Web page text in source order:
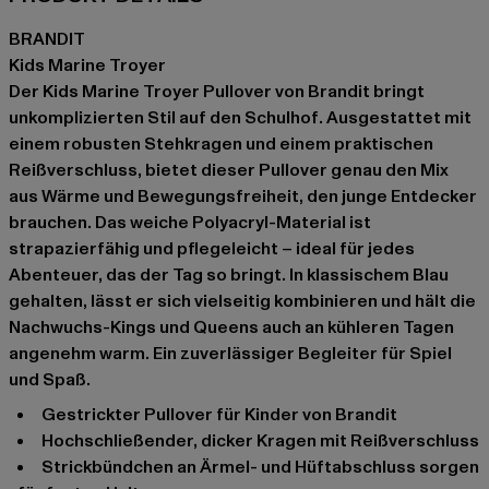
BRANDIT
Kids Marine Troyer
Der Kids Marine Troyer Pullover von Brandit bringt
unkomplizierten Stil auf den Schulhof. Ausgestattet mit
einem robusten Stehkragen und einem praktischen
Reißverschluss, bietet dieser Pullover genau den Mix
aus Wärme und Bewegungsfreiheit, den junge Entdecker
brauchen. Das weiche Polyacryl-Material ist
strapazierfähig und pflegeleicht – ideal für jedes
Abenteuer, das der Tag so bringt. In klassischem Blau
gehalten, lässt er sich vielseitig kombinieren und hält die
Nachwuchs-Kings und Queens auch an kühleren Tagen
angenehm warm. Ein zuverlässiger Begleiter für Spiel
und Spaß.
Gestrickter Pullover für Kinder von Brandit
Hochschließender, dicker Kragen mit Reißverschluss
Strickbündchen an Ärmel- und Hüftabschluss sorgen